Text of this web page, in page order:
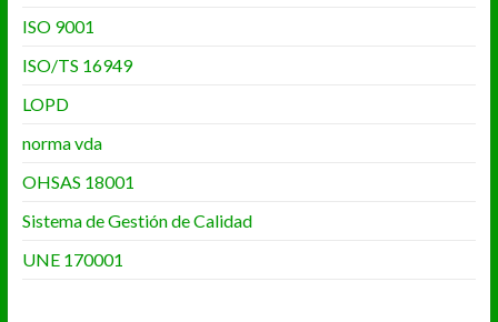
ISO 9001
ISO/TS 16949
LOPD
norma vda
OHSAS 18001
Sistema de Gestión de Calidad
UNE 170001